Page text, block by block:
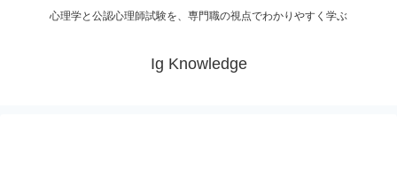
心理学と公認心理師試験を、専門職の視点でわかりやすく学ぶ
Ig Knowledge